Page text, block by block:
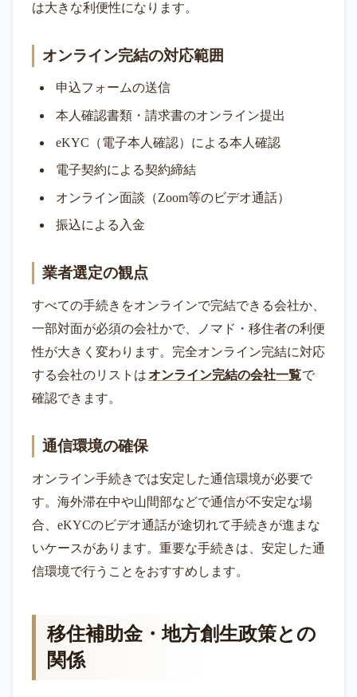
は大きな利便性になります。
オンライン完結の対応範囲
申込フォームの送信
本人確認書類・請求書のオンライン提出
eKYC（電子本人確認）による本人確認
電子契約による契約締結
オンライン面談（Zoom等のビデオ通話）
振込による入金
業者選定の観点
すべての手続きをオンラインで完結できる会社か、
一部対面が必須の会社かで、ノマド・移住者の利便
性が大きく変わります。完全オンライン完結に対応
する会社のリストは オンライン完結の会社一覧で
確認できます。
通信環境の確保
オンライン手続きでは安定した通信環境が必要で
す。海外滞在中や山間部などで通信が不安定な場
合、eKYCのビデオ通話が途切れて手続きが進まな
いケースがあります。重要な手続きは、安定した通
信環境で行うことをおすすめします。
移住補助金・地方創生政策との
関係